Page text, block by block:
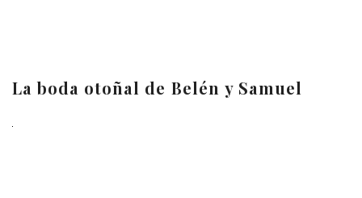
La boda otoñal de Belén y Samuel